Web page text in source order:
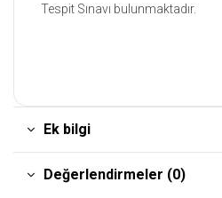
Tespit Sınavı bulunmaktadır.
Ek bilgi
Değerlendirmeler (0)